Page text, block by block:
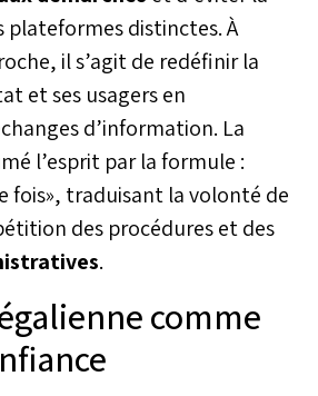
Fallah Seghrouchni, jettent
les bases de la vision de
l’intelligence artificielle
marocaine à l’horizon
2030. À cet égard, les
Jazari Institutes s’affirment
comme les piliers de ce
chantier majeur. Ces
structures au nom
évocateur auront vocation
à devenir des lieux de
formation, de recherche
d’expérimentation et
universités, chercheurs,
distinctes. À
il s’agit de redéfinir la
et ses usagers en
d’information. La
l’esprit par la formule :
fois», traduisant la volonté de
des procédures et des
.
comme